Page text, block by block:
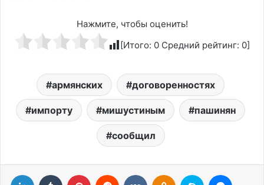
Нажмите, чтобы оценить!
[Итого: 0 Средний рейтинг: 0]
армянских договоренностях
импорту мишустиным пашинян
сообщил
LinkedIn Tumblr Pinterest Reddit ВконтактеОдноклассники
Skype